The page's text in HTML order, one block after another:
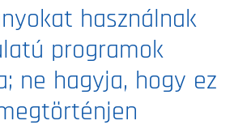
használnak
programok
ne hagyja, hogy ez